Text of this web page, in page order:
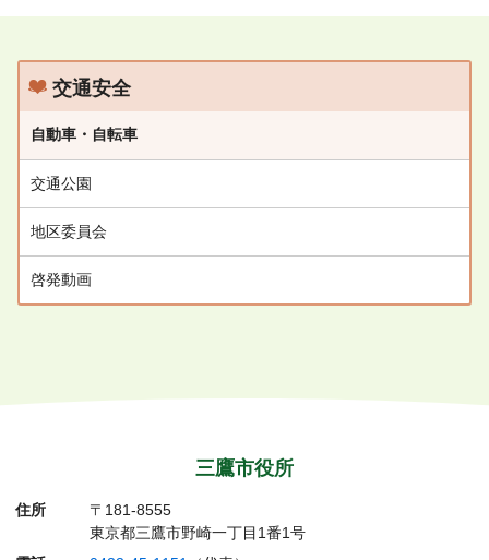
ス
ト 交通安全
自動車・自転車
交通公園
地区委員会
啓発動画
三鷹市役所
住所
〒181-8555
東京都三鷹市野崎一丁目1番1号